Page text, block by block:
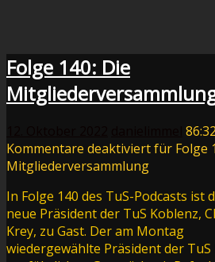
Folge 140: Die
86:32
Kommentare deaktiviertfür Folge
Mitgliederversammlung
In Folge 140 des TuS-Podcasts ist
neue Präsident der TuS Koblenz,
Krey, zu Gast. Der am Montag
wiedergewählte Präsident der TuS